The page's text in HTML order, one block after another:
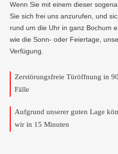
Wenn Sie mit einem dieser
Sie sich frei uns anzurufen, und
rund um die Uhr in ganz Bochum
wie die Sonn- oder Feiertage,
Verfügung.
Zerstörungsfreie Türöffnung in
Fälle
Aufgrund unserer guten Lage
wir in 15 Minuten